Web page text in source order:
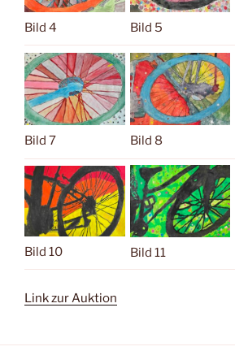
Bild 4 Bild 5
Bild 7 Bild 8
Bild 10 Bild 11
Link zur Auktion